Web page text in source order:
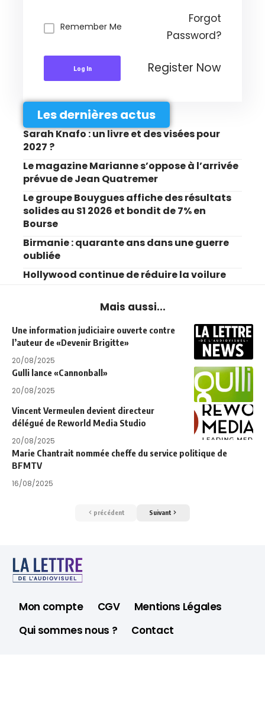
Remember Me
Forgot
Password?
Log In Register Now
Les dernières actus
Sarah Knafo : un livre et des visées pour
2027 ?
Le magazine Marianne s’oppose à l’arrivée
prévue de Jean Quatremer
Le groupe Bouygues affiche des résultats
solides au S1 2026 et bondit de 7% en
Bourse
Birmanie : quarante ans dans une guerre
oubliée
Hollywood continue de réduire la voilure
Mais aussi...
Une information judiciaire ouverte contre
l’auteur de «Devenir Brigitte»
20/08/2025
Gulli lance «Cannonball»
20/08/2025
Vincent Vermeulen devient directeur
délégué de Reworld Media Studio
20/08/2025
Marie Chantrait nommée cheffe du service politique de
BFMTV
16/08/2025
précédent Suivant
Mon compte CGV
Mentions Légales
Qui sommes nous ?
Contact